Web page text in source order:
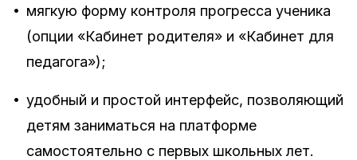
• мягкую форму контроля прогресса ученика
(опции «Кабинет родителя» и «Кабинет для
педагога»);
• удобный и простой интерфейс, позволяющий
детям заниматься на платформе
самостоятельно с первых школьных лет.